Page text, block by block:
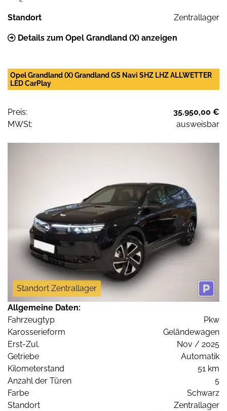
Standort Zentrallager
Details zum Opel Grandland (X) anzeigen
Opel Grandland (X) Grandland GS Navi SHZ LHZ ALLWETTER
LED CarPlay
Preis:
35.950,00 €
MWSt:
ausweisbar
Standort Zentrallager
Allgemeine Daten:
Fahrzeugtyp
Pkw
Karosserieform
Geländewagen
Erst-Zul.
Nov / 2025
Getriebe
Automatik
Kilometerstand
51 km
Anzahl der Türen
5
Farbe
Schwarz
Standort
Zentrallager